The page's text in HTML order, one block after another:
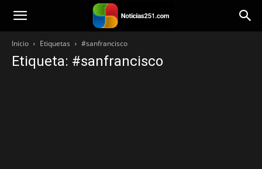
Noticias251
Inicio Etiquetas #sanfrancisco
Etiqueta: #sanfrancisco